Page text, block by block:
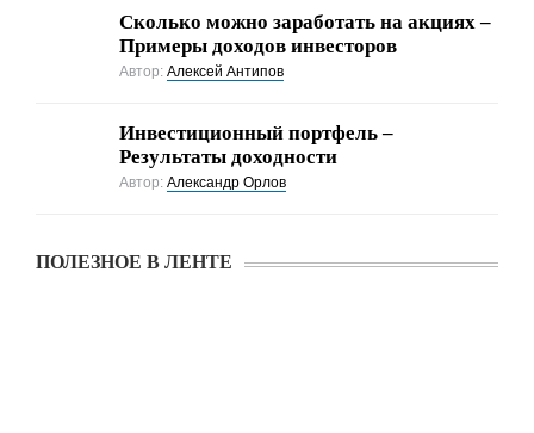
Cколько можно заработать на акциях –
Примеры доходов инвесторов
Автор:Алексей Антипов
Инвестиционный портфель –
Результаты доходности
Автор:Александр Орлов
ПОЛЕЗНОЕ В ЛЕНТЕ